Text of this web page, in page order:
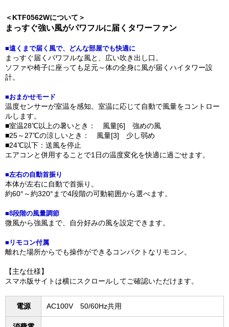
＜KTF0562Wについて＞
まっすぐ強い風がパワフルに届くタワーファン
■遠くまで届く風で、どんな部屋でも快適に
まっすぐ届くパワフルな風と、広い吹き出し口。
ソファや椅子に座っても足元～体の全身に風が届くハイタワー設
計。
■おまかせモード
温度センサーが室温を感知。室温に応じて自動で風量をコントロー
ルします。
■室温28℃以上の暑いとき： 風量[6] 強めの風
■25～27℃の涼しいとき： 風量[3] 少し弱め
■24℃以下：送風を停止
エアコンと併用することで1日の温度変化を快適に過ごせます。
■左右の自動首振り
本体が左右に自動で首振り。
約60°～約320°まで4段階の可動範囲から選べます。
■8段階の風量調節
微風から強風まで、自分好みの風を設定できます。
■リモコン付属
離れた場所からでも操作ができるコンパクトなリモコン。
【主な仕様】
スマホ版サイトは横にスクロールしてご確認いただけます。
電源 AC100V 50/60Hz共用